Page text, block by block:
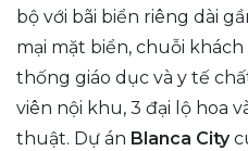
bộ với bãi biển riêng dài
mại mặt biển, chuỗi khách
thống giáo dục và y tế
viên nội khu, 3 đại lộ hoa
thuật. Dự án Blanca City